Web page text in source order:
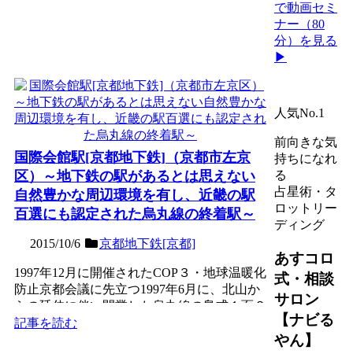
国際会館駅[京都地下鉄]（京都市左京
区）～地下鉄の駅があるとは思えない
自然豊かな周辺環境を有し、近畿の駅
百選にも認定された烏丸線の終着駅～
2015/10/6 京都地下鉄[京都]
1997年12月に開催されたCOP３・地球温暖化
防止京都会議に先立つ1997年6月に、北山か
らの延伸に伴い開業した烏丸線の島式１面２
線の地下...
記事を読む
で動画セミ
ナー（80
分）を見る
▶
人気No.1
前向きな気
持ちになれ
る
占星術・タ
ロットリー
ディング
あすコロ
式・相談
サロン
【ナビる
やん】